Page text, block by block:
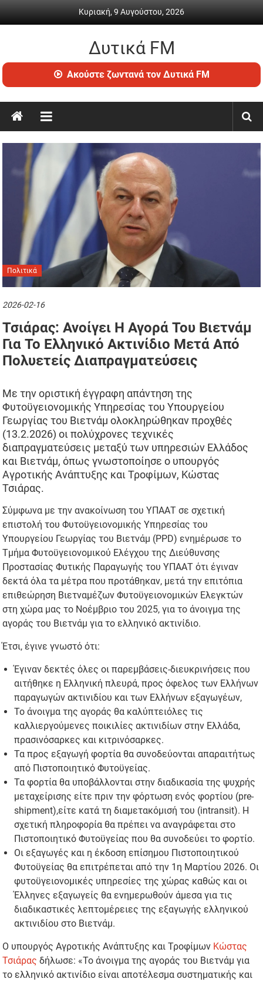
Κυριακή, 9 Αυγούστου, 2026
Δυτικά FM
Ραδιόφωνο
•
ενημέρωση
Ακούστε ζωντανά τον Δυτικά FM
Πολιτικά
2026-02-16
Τσιάρας: Ανοίγει Η Αγορά Του Βιετνάμ
Για Το Ελληνικό Ακτινίδιο Μετά Από
Πολυετείς Διαπραγματεύσεις
Με την οριστική έγγραφη απάντηση της
Φυτοϋγειονομικής Υπηρεσίας του Υπουργείου
Γεωργίας του Βιετνάμ ολοκληρώθηκαν προχθές
(13.2.2026) οι πολύχρονες τεχνικές
διαπραγματεύσεις μεταξύ των υπηρεσιών Ελλάδος
και Βιετνάμ, όπως γνωστοποίησε ο υπουργός
Αγροτικής Ανάπτυξης και Τροφίμων, Κώστας
Τσιάρας.
Σύμφωνα με την ανακοίνωση του ΥΠΑΑΤ σε σχετική
επιστολή του Φυτοϋγειονομικής Υπηρεσίας του
Υπουργείου Γεωργίας του Βιετνάμ (PPD) ενημέρωσε το
Τμήμα Φυτοϋγειονομικού Ελέγχου της Διεύθυνσης
Προστασίας Φυτικής Παραγωγής του ΥΠΑΑΤ ότι έγιναν
δεκτά όλα τα μέτρα που προτάθηκαν, μετά την επιτόπια
επιθεώρηση Βιετναμέζων Φυτοϋγειονομικών Ελεγκτών
στη χώρα μας το Νοέμβριο του 2025, για το άνοιγμα της
αγοράς του Βιετνάμ για το ελληνικό ακτινίδιο.
Έτσι, έγινε γνωστό ότι:
Έγιναν δεκτές όλες οι παρεμβάσεις-διευκρινήσεις που
αιτήθηκε η Ελληνική πλευρά, προς όφελος των Ελλήνων
παραγωγών ακτινιδίου και των Ελλήνων εξαγωγέων,
Το άνοιγμα της αγοράς θα καλύπτειόλες τις
καλλιεργούμενες ποικιλίες ακτινιδίων στην Ελλάδα,
πρασινόσαρκες και κιτρινόσαρκες.
Τα προς εξαγωγή φορτία θα συνοδεύονται απαραιτήτως
από Πιστοποιητικό Φυτοϋγείας.
Τα φορτία θα υποβάλλονται στην διαδικασία της ψυχρής
μεταχείρισης είτε πριν την φόρτωση ενός φορτίου (pre-
shipment),είτε κατά τη διαμετακόμισή του (intransit). Η
σχετική πληροφορία θα πρέπει να αναγράφεται στο
Πιστοποιητικό Φυτοϋγείας που θα συνοδεύει το φορτίο.
Οι εξαγωγές και η έκδοση επίσημου Πιστοποιητικού
Φυτοϋγείας θα επιτρέπεται από την 1η Μαρτίου 2026. Οι
φυτοϋγειονομικές υπηρεσίες της χώρας καθώς και οι
Έλληνες εξαγωγείς θα ενημερωθούν άμεσα για τις
διαδικαστικές λεπτομέρειες της εξαγωγής ελληνικού
ακτινιδίου στο Βιετνάμ.
Ο υπουργός Αγροτικής Ανάπτυξης και Τροφίμων Κώστας
Τσιάρας δήλωσε: «Το άνοιγμα της αγοράς του Βιετνάμ για
το ελληνικό ακτινίδιο είναι αποτέλεσμα συστηματικής και